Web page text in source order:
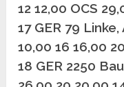
12 12,00 OCS
17 GER 79
10,00 16 16,00
18 GER 2250